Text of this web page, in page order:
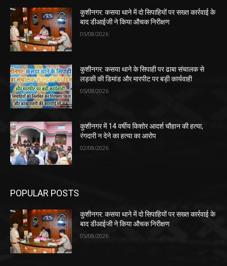
कुशीनगर: कसया थाने में दो सिपाहियों पर सख्त कार्रवाई के
बाद डीआईजी ने किया औचक निरीक्षण
05/08/2026
कुशीनगर: कसया थाने के सिपाही पर ढाबा संचालक से
लड़की की डिमांड और मारपीट पर बड़ी कार्यवाही
05/08/2026
कुशीनगर में 14 वर्षीय किशोर आदर्श चौहान की हत्या,
रंगदारी न देने का हत्या का आरोप
02/08/2026
POPULAR POSTS
कुशीनगर: कसया थाने में दो सिपाहियों पर सख्त कार्रवाई के
बाद डीआईजी ने किया औचक निरीक्षण
05/08/2026